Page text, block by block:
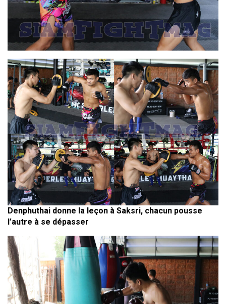
Denphuthai donne la leçon à Saksri, chacun pousse
l’autre à se dépasser